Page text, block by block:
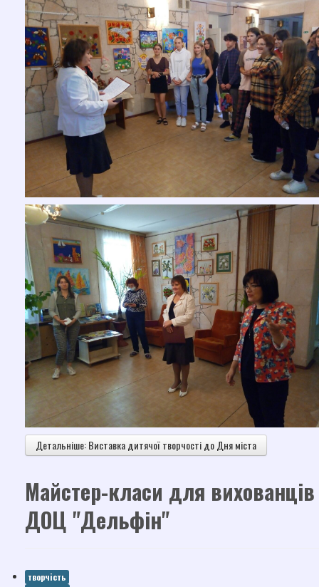
Детальніше: Виставка дитячої творчості до Дня міста
Майстер-класи для вихованців
ДОЦ "Дельфін"
творчість